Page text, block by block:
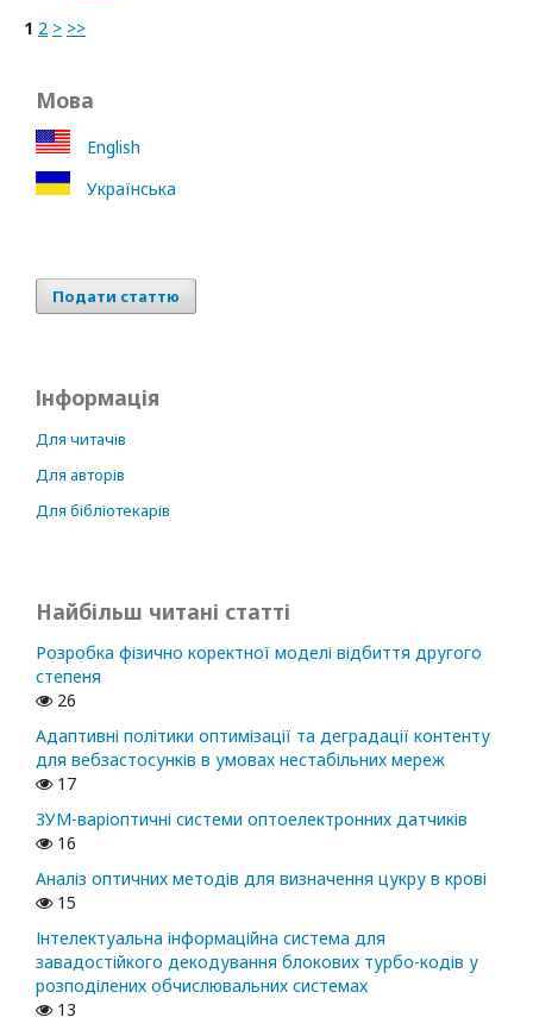
1 2 > >>
Мова
English
Українська
Подати статтю
Інформація
Для читачів
Для авторів
Для бібліотекарів
Найбільш читані статті
Розробка фізично коректної моделі відбиття другого
степеня
26
Адаптивні політики оптимізації та деградації контенту
для вебзастосунків в умовах нестабільних мереж
17
ЗУМ-варіоптичні системи оптоелектронних датчиків
16
Аналіз оптичних методів для визначення цукру в крові
15
Інтелектуальна інформаційна система для
завадостійкого декодування блокових турбо-кодів у
розподілених обчислювальних системах
13